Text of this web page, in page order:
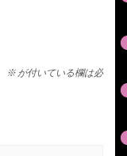
※ が付いている欄は必